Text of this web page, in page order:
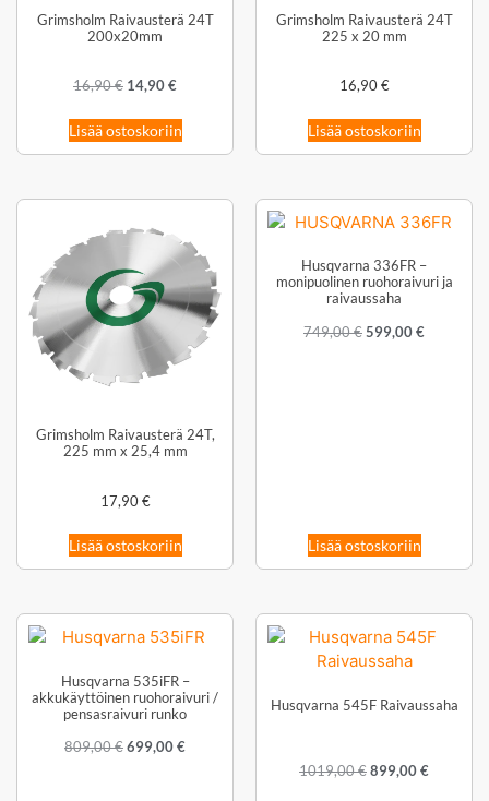
Grimsholm Raivausterä 24T
200x20mm
16,90€ 14,90€
Lisää ostoskoriin
Grimsholm Raivausterä 24T
225 x 20 mm
16,90€
Lisää ostoskoriin
Grimsholm Raivausterä 24T,
225 mm x 25,4 mm
17,90€
Lisää ostoskoriin
Husqvarna 336FR –
monipuolinen ruohoraivuri ja
raivaussaha
749,00€599,00€
Lisää ostoskoriin
Husqvarna 535iFR –
akkukäyttöinen ruohoraivuri /
pensasraivuri runko
809,00€699,00€
Husqvarna 545F Raivaussaha
1019,00€899,00€